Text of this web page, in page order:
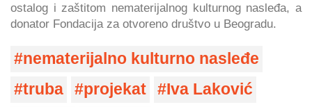
ostalog i zaštitom nematerijalnog kulturnog nasleđa, a
donator Fondacija za otvoreno društvo u Beogradu.
nematerijalno kulturno nasleđe
truba
projekat
Iva Laković